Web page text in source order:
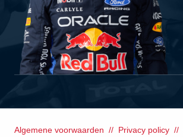
Algemene voorwaarden Privacy policy